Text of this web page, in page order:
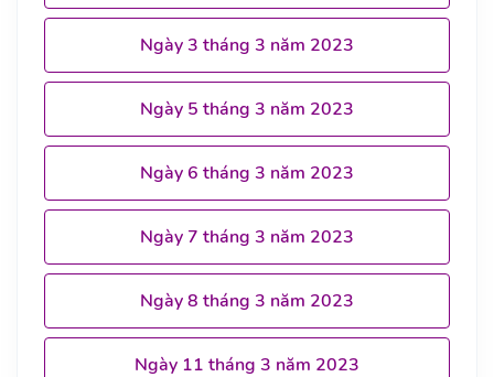
Ngày 3 tháng 3 năm 2023
Ngày 5 tháng 3 năm 2023
Ngày 6 tháng 3 năm 2023
Ngày 7 tháng 3 năm 2023
Ngày 8 tháng 3 năm 2023
Ngày 11 tháng 3 năm 2023